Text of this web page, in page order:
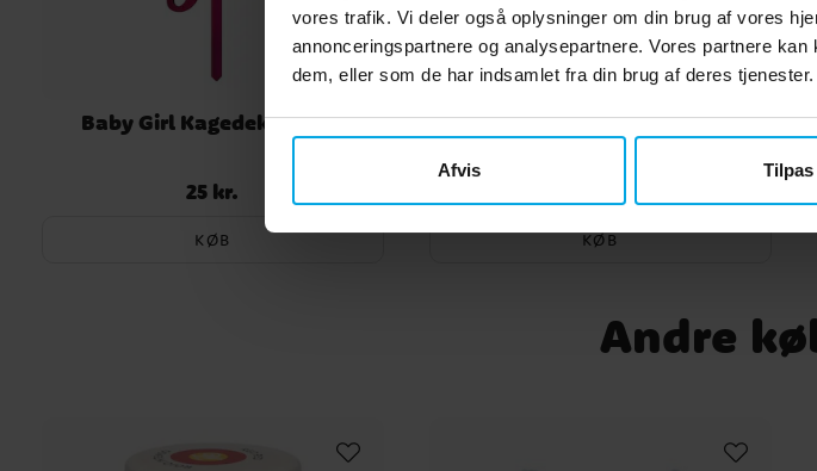
vores trafik. Vi deler også oplysninger om din brug af vores
annonceringspartnere og analysepartnere. Vores partnere
dem, eller som de har indsamlet fra din brug af deres
Afvis Tilpas
Baby Girl Kagedekoration
Pris: 25 kr.
25 kr.
KØB
Kagedekoration, Baby i guldfolie
15 cm
KØB
Andre